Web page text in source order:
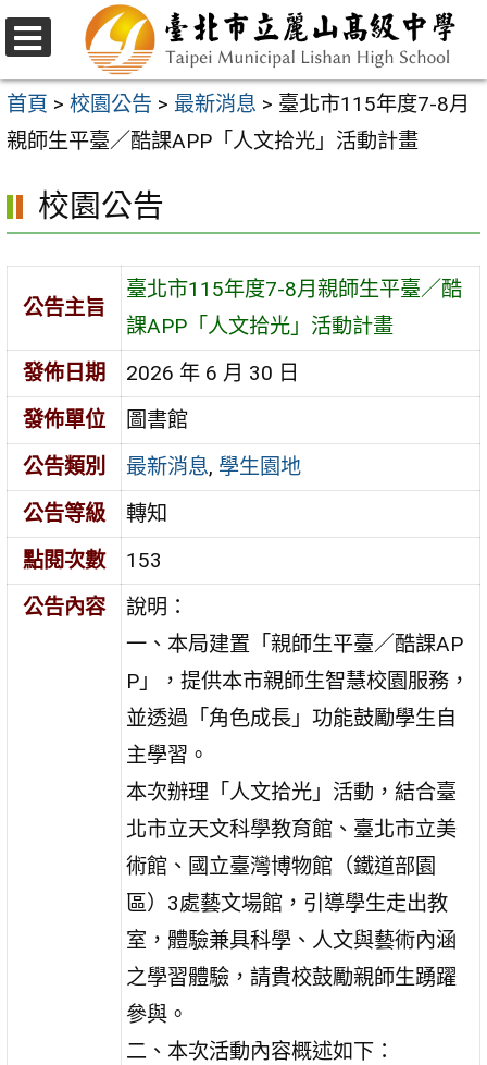
跳
至
主
要
容
區
選
單
首頁 > 校園公告 > 最新消息 > 臺北市115年度7-8月
親師生平臺／酷課APP「人文拾光」活動計畫
校園公告
公告主旨
臺北市115年度7-8月親師生平臺／酷
課APP「人文拾光」活動計畫
發佈日期
2026 年 6 月 30 日
發佈單位
圖書館
公告類別
最新消息, 學生園地
公告等級
轉知
點閱次數
153
公告內容
說明：
一、本局建置「親師生平臺／酷課AP
P」，提供本市親師生智慧校園服務，
並透過「角色成長」功能鼓勵學生自
主學習。
本次辦理「人文拾光」活動，結合臺
北市立天文科學教育館、臺北市立美
術館、國立臺灣博物館（鐵道部園
區）3處藝文場館，引導學生走出教
室，體驗兼具科學、人文與藝術內涵
之學習體驗，請貴校鼓勵親師生踴躍
參與。
二、本次活動內容概述如下：